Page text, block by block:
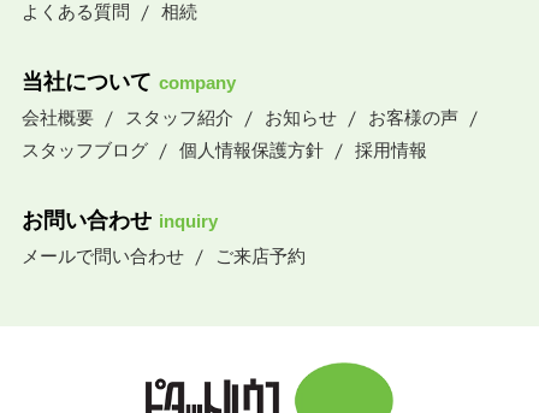
よくある質問
相続
当社について company
会社概要
スタッフ紹介 お知らせ
お客様の声
スタッフブログ
個人情報保護方針 採用情報
お問い合わせ inquiry
メールで問い合わせ
ご来店予約